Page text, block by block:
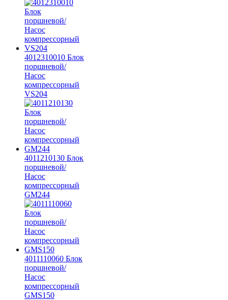
4012310010 Блок
поршневой/
Насос
компрессорный
VS204
4011210130 Блок
поршневой/
Насос
компрессорный
GM244
4011110060 Блок
поршневой/
Насос
компрессорный
GMS150